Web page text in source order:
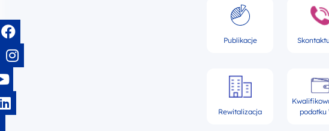
Publikacje
Rewitalizacja
podatku